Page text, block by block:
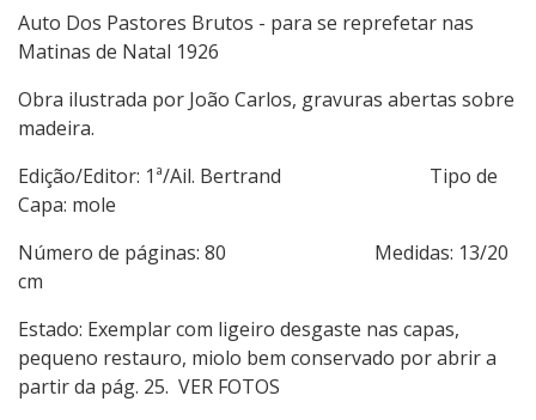
Auto Dos Pastores Brutos - para se reprefetar nas
Matinas de Natal 1926
Obra ilustrada por João Carlos, gravuras abertas sobre
madeira.
Edição/Editor: 1ª/Ail. Bertrand Tipo de
Capa: mole
Número de páginas: 80 Medidas: 13/20
cm
Estado: Exemplar com ligeiro desgaste nas capas,
pequeno restauro, miolo bem conservado por abrir a
partir da pág. 25. VER FOTOS